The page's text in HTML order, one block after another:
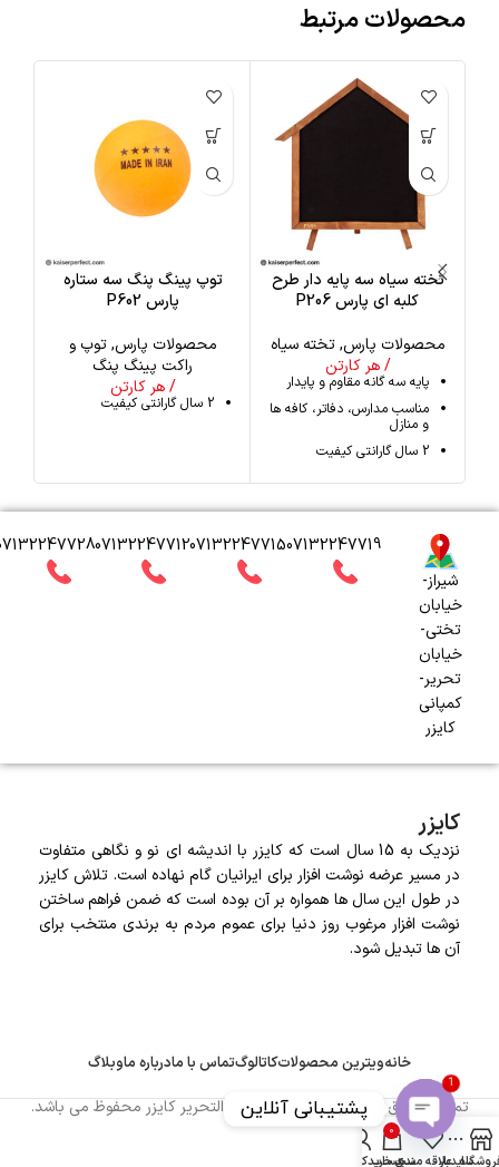
محصولات مرتبط
تخته سیاه سه پایه دار طرح
کلبه ای پارس P206
محصولات پارس,تخته سیاه
/ هر کارتن
پایه سه‌ گانه مقاوم و پایدار
مناسب مدارس، دفاتر، کافه‌ ها
و منازل
2 سال گارانتی کیفیت
توپ پینگ پنگ سه ستاره
پارس P602
محصولات پارس,توپ و
راکت پینگ پنگ
/ هر کارتن
2 سال گارانتی کیفیت
071322477120713224771507132247719
شیراز-
خیابان
تختی-
خیابان
تحریر-
کمپانی
کایزر
کایزر
نزدیک به 15 سال است که کایزر با اندیشه ای نو و نگاهی متفاوت
در مسیر عرضه نوشت افزار برای ایرانیان گام نهاده است. تلاش کایزر
در طول این سال ها همواره بر آن بوده است که ضمن فراهم ساختن
نوشت افزار مرغوب روز دنیا برای عموم مردم به برندی منتخب برای
آن ها تبدیل شود.
خانهویترین محصولاتکاتالوگتماس با مادرباره ماوبلاگ
تمامی حقوق وب سایت برای برند لوازم التحریر کایزر محفوظ می باشد.
سایدبارعلاقه مندی
0
سبد خرید
حساب کاربری من
پشتیبانی آنلاین
Open
1